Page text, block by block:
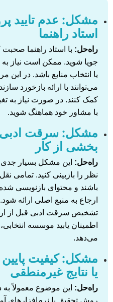
مشکل: عدم تایید
استاد راهنما
راه‌حل: با استاد راهنما صحبت
جویا شوید. ممکن است نیاز
یا انتخاب منابع باشد. در
می‌توانند با ارائه بازخورد
کمک کنند. در صورت نیاز به
با مشاور خود هماهنگ شوید.
بخشی از کار
راه‌حل: این مشکل بسیار
نظر را بازبینی کنید. تمامی
باشند و محتوای بازنویسی شده
ارجاع به منبع اصلی ارائه
تشخیص سرقت ادبی قبل از
اطمینان یابید موسسه
می‌دهد.
مشکل: کیفیت
یا نتایج غیرمنطقی
راه‌حل: این موضوع معمولاً
روش تحقیق یا نرم‌افزارهای